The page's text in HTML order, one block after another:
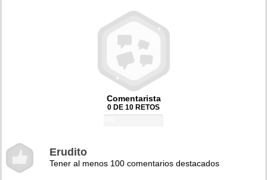
Comentarista
0 DE 10 RETOS
Erudito
Tener al menos 100 comentarios destacados